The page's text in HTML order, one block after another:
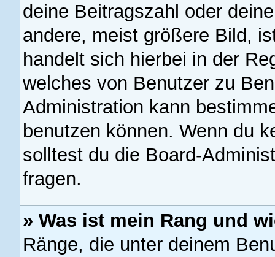
deine Beitragszahl oder
andere, meist größere Bild,
handelt sich hierbei in der
welches von Benutzer zu
Administration kann
benutzen können. Wenn du
solltest du die Board-
fragen.
» Was ist mein Rang und
Ränge, die unter deinem